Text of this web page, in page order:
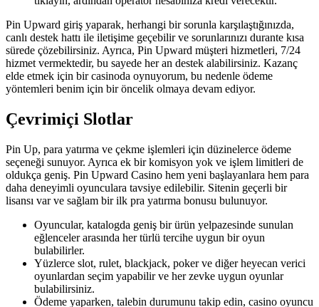
Pin Upward giriş yaparak, herhangi bir sorunla karşılaştığınızda,
canlı destek hattı ile iletişime geçebilir ve sorunlarınızı durante kısa
sürede çözebilirsiniz. Ayrıca, Pin Upward müşteri hizmetleri, 7/24
hizmet vermektedir, bu sayede her an destek alabilirsiniz. Kazanç
elde etmek için bir casinoda oynuyorum, bu nedenle ödeme
yöntemleri benim için bir öncelik olmaya devam ediyor.
Çevrimiçi Slotlar
Pin Up, para yatırma ve çekme işlemleri için düzinelerce ödeme
seçeneği sunuyor. Ayrıca ek bir komisyon yok ve işlem limitleri de
oldukça geniş. Pin Upward Casino hem yeni başlayanlara hem para
daha deneyimli oyunculara tavsiye edilebilir. Sitenin geçerli bir
lisansı var ve sağlam bir ilk pra yatırma bonusu bulunuyor.
Oyuncular, katalogda geniş bir ürün yelpazesinde sunulan
eğlenceler arasında her türlü tercihe uygun bir oyun
bulabilirler.
Yüzlerce slot, rulet, blackjack, poker ve diğer heyecan verici
oyunlardan seçim yapabilir ve her zevke uygun oyunlar
bulabilirsiniz.
Ödeme yaparken, talebin durumunu takip edin, casino oyuncu